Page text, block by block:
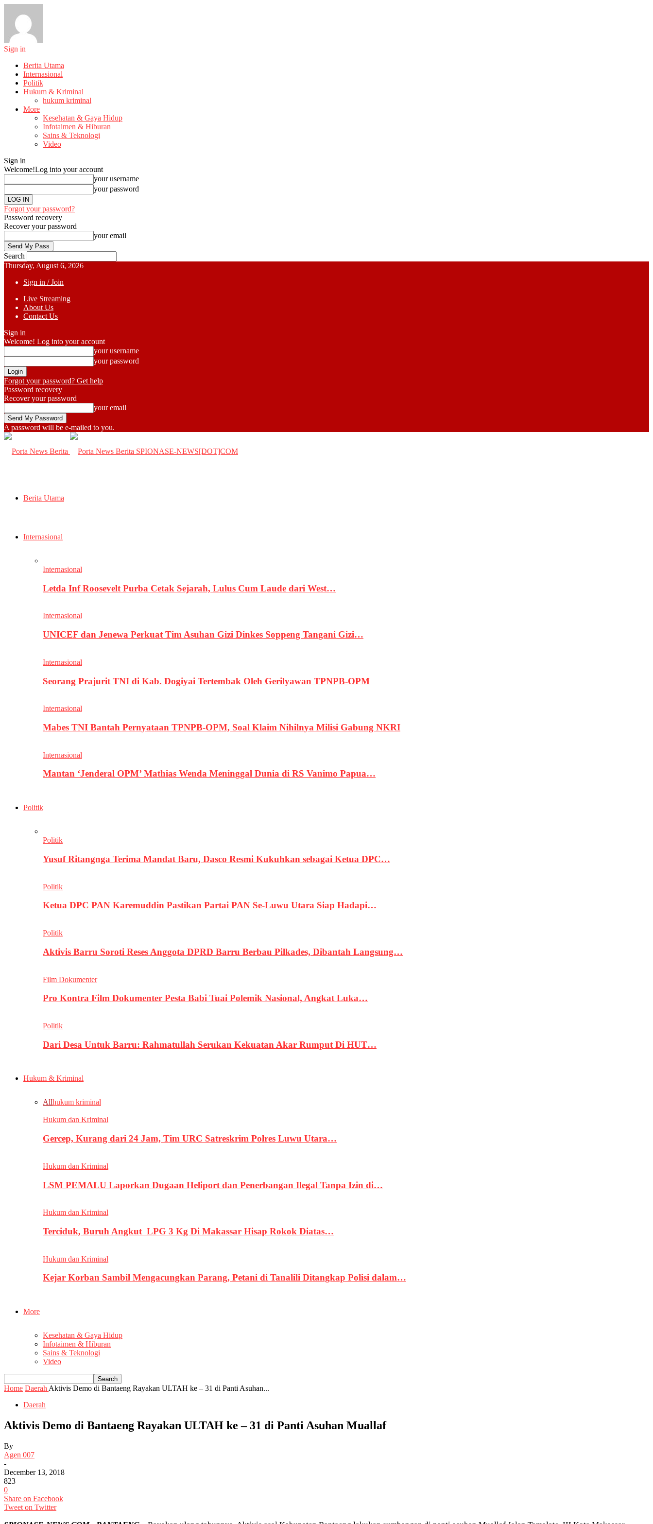
Sign in
Berita Utama
Internasional
Politik
Hukum & Kriminal
hukum kriminal
More
Kesehatan & Gaya Hidup
Infotaimen & Hiburan
Sains & Teknologi
Video
Sign in
Welcome!Log into your account
your username
your password
Forgot your password?
Password recovery
Recover your password
your email
Search
Thursday, August 6, 2026
Sign in / Join
Live Streaming
About Us
Contact Us
Sign in
Welcome! Log into your account
your username
your password
Forgot your password? Get help
Password recovery
Recover your password
your email
A password will be e-mailed to you.
SPIONASE-NEWS[DOT]COM
Berita Utama
Internasional
Internasional
Letda Inf Roosevelt Purba Cetak Sejarah, Lulus Cum Laude dari West…
Internasional
UNICEF dan Jenewa Perkuat Tim Asuhan Gizi Dinkes Soppeng Tangani Gizi…
Internasional
Seorang Prajurit TNI di Kab. Dogiyai Tertembak Oleh Gerilyawan TPNPB-OPM
Internasional
Mabes TNI Bantah Pernyataan TPNPB-OPM, Soal Klaim Nihilnya Milisi Gabung NKRI
Internasional
Mantan ‘Jenderal OPM’ Mathias Wenda Meninggal Dunia di RS Vanimo Papua…
Politik
Politik
Yusuf Ritangnga Terima Mandat Baru, Dasco Resmi Kukuhkan sebagai Ketua DPC…
Politik
Ketua DPC PAN Karemuddin Pastikan Partai PAN Se-Luwu Utara Siap Hadapi…
Politik
Aktivis Barru Soroti Reses Anggota DPRD Barru Berbau Pilkades, Dibantah Langsung…
Film Dokumenter
Pro Kontra Film Dokumenter Pesta Babi Tuai Polemik Nasional, Angkat Luka…
Politik
Dari Desa Untuk Barru: Rahmatullah Serukan Kekuatan Akar Rumput Di HUT…
Hukum & Kriminal
Allhukum kriminal
Hukum dan Kriminal
Gercep, Kurang dari 24 Jam, Tim URC Satreskrim Polres Luwu Utara…
Hukum dan Kriminal
LSM PEMALU Laporkan Dugaan Heliport dan Penerbangan Ilegal Tanpa Izin di…
Hukum dan Kriminal
Terciduk, Buruh Angkut LPG 3 Kg Di Makassar Hisap Rokok Diatas…
Hukum dan Kriminal
Kejar Korban Sambil Mengacungkan Parang, Petani di Tanalili Ditangkap Polisi dalam…
More
Kesehatan & Gaya Hidup
Infotaimen & Hiburan
Sains & Teknologi
Video
Home Daerah Aktivis Demo di Bantaeng Rayakan ULTAH ke – 31 di Panti Asuhan...
Daerah
Aktivis Demo di Bantaeng Rayakan ULTAH ke – 31 di Panti Asuhan Muallaf
By
Agen 007
-
December 13, 2018
823
0
Share on Facebook
Tweet on Twitter